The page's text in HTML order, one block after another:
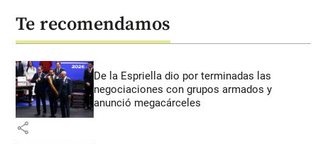
Te recomendamos
De la Espriella dio por terminadas las
negociaciones con grupos armados y
anunció megacárceles
share